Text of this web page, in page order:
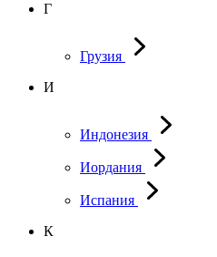
Г
Грузия
И
Индонезия
Иордания
Испания
К